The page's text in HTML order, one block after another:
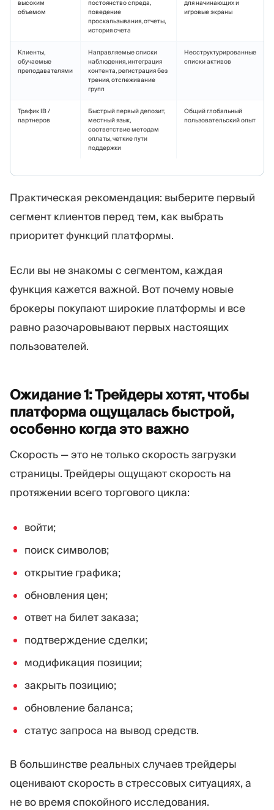
высоким
объемом
постоянство спреда,
поведение
проскальзывания, отчеты,
история счета
для начинающих и
игровые экраны
Клиенты,
обучаемые
преподавателями
Направляемые списки
наблюдения, интеграция
контента, регистрация без
трения, отслеживание
групп
Несструктурированные
списки активов
Трафик IB /
партнеров
Быстрый первый депозит,
местный язык,
соответствие методам
оплаты, четкие пути
поддержки
Общий глобальный
пользовательский опыт
Практическая рекомендация: выберите первый
сегмент клиентов перед тем, как выбрать
приоритет функций платформы.
Если вы не знакомы с сегментом, каждая
функция кажется важной. Вот почему новые
брокеры покупают широкие платформы и все
равно разочаровывают первых настоящих
пользователей.
Ожидание 1: Трейдеры хотят, чтобы
платформа ощущалась быстрой,
особенно когда это важно
Скорость — это не только скорость загрузки
страницы. Трейдеры ощущают скорость на
протяжении всего торгового цикла:
войти;
поиск символов;
открытие графика;
обновления цен;
ответ на билет заказа;
подтверждение сделки;
модификация позиции;
закрыть позицию;
обновление баланса;
статус запроса на вывод средств.
В большинстве реальных случаев трейдеры
оценивают скорость в стрессовых ситуациях, а
не во время спокойного исследования.